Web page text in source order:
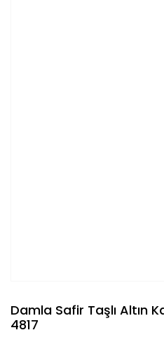
Damla Safir Taşlı Altın
4817